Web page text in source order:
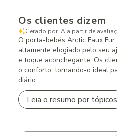
Os clientes dizem
Gerado por IA a partir de
O porta-bebés Arctic Faux
altamente elogiado pelo seu
e toque aconchegante. Os
o conforto, tornando-o ideal
diário.
Leia o resumo por tópicos